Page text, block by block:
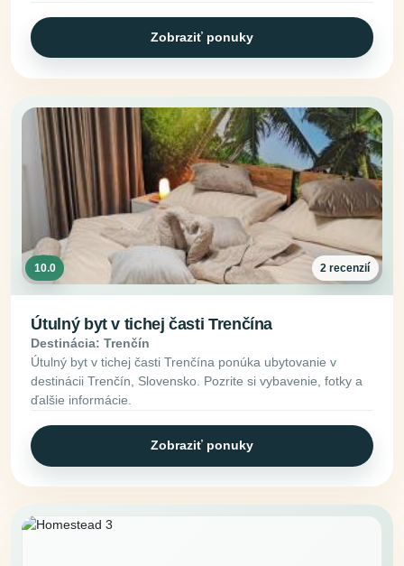
Zobraziť ponuky
10.0 2 recenzií
Útulný byt v tichej časti Trenčína
Destinácia: Trenčín
Útulný byt v tichej časti Trenčína ponúka ubytovanie v
destinácii Trenčín, Slovensko. Pozrite si vybavenie, fotky a
ďalšie informácie.
Zobraziť ponuky